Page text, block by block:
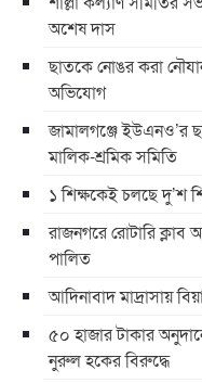
অশেষ দাস
ছাতকে নোঙর করা
অভিযোগ
জামালগঞ্জে ইউএনও’র
মালিক-শ্রমিক সমিতি
১ শিক্ষকেই চলছে দু’শ
রাজনগরে রোটারি ক্লাব
পালিত
আদিনাবাদ মাদ্রাসায়
৫০ হাজার টাকার
নুরুল হকের বিরুদ্ধে